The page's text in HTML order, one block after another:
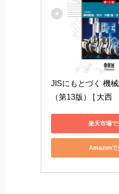
JISにもとづく 機
（第13版） [ 大西
楽天市場で
Amazonで